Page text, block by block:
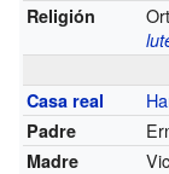
Religión
Casa real
Padre
Madre